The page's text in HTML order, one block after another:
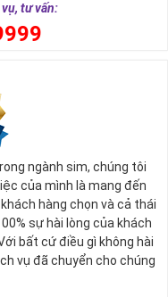
2
của âm dương và đất
thuận lợi và mang lại
doanh.
và tính hai mặt của
lựa chọn, để đưa ra
tư vấn:
ngành sim, chúng tôi
của mình là mang đến
hàng chọn và cả thái
sự hài lòng của khách
bất cứ điều gì không hài
vụ đã chuyển cho chúng